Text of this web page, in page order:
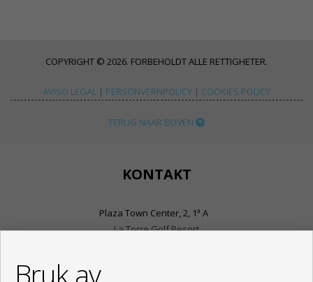
COPYRIGHT © 2026. FORBEHOLDT ALLE RETTIGHETER.
AVISO LEGAL | PERSONVERNPOLICY | COOKIES POLICY
TERUG NAAR BOVEN
KONTAKT
Plaza Town Center, 2, 1ª A
La Torre Golf Resort
Bruk av